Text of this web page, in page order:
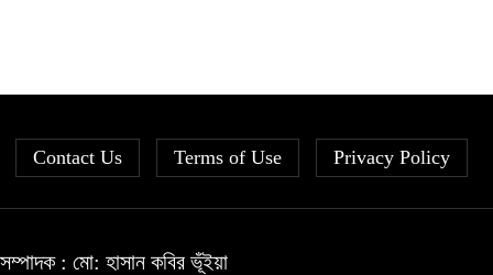
Contact Us Terms of Use Privacy Policy
সম্পাদক : মো: হাসান কবির ভূঁইয়া